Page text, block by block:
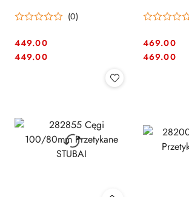
(0)
Cena:
449.00
Cena:
449.00 Cena:
469.00
Cena:
469.00